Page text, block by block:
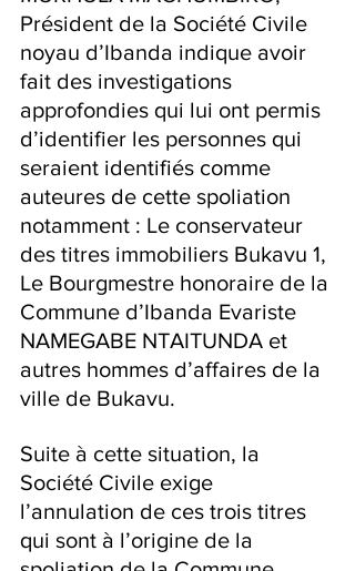
Président de la Société Civile
noyau d’Ibanda indique avoir
fait des investigations
approfondies qui lui ont permis
d’identifier les personnes qui
seraient identifiés comme
auteures de cette spoliation
notamment : Le conservateur
des titres immobiliers Bukavu 1,
Le Bourgmestre honoraire de la
Commune d’Ibanda Evariste
NAMEGABE NTAITUNDA et
autres hommes d’affaires de la
ville de Bukavu.
Suite à cette situation, la
Société Civile exige
l’annulation de ces trois titres
qui sont à l’origine de la